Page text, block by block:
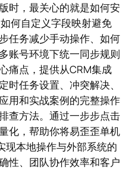
时，最关心的就是如何安
何自定义字段映射避免
任务减少手动操作、如何
账号环境下统一同步规则
痛点，提供从CRM集成
时任务设置、冲突解决、
用和实战案例的完整操作
查方法。通过一步步点击
化，帮助你将易歪歪单机
现本地操作与外部系统的
性、团队协作效率和客户